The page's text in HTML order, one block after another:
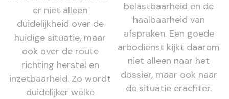
er niet alleen
duidelijkheid over de
huidige situatie, maar
ook over de route
richting herstel en
inzetbaarheid. Zo wordt
duidelijker welke
belastbaarheid en de
haalbaarheid van
afspraken. Een goede
arbodienst kijkt daarom
niet alleen naar het
dossier, maar ook naar
de situatie erachter.